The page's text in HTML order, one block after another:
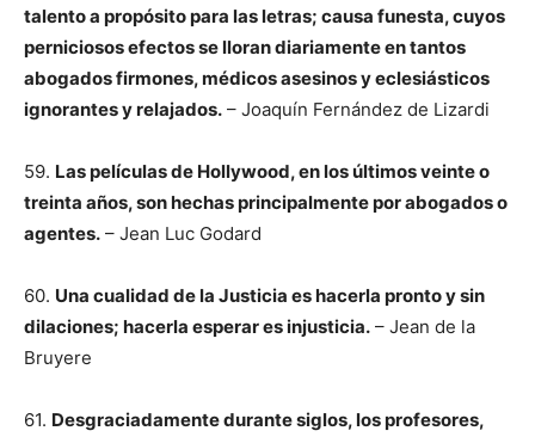
talento a propósito para las letras; causa funesta, cuyos
perniciosos efectos se lloran diariamente en tantos
abogados firmones, médicos asesinos y eclesiásticos
ignorantes y relajados. – Joaquín Fernández de Lizardi
59. Las películas de Hollywood, en los últimos veinte o
treinta años, son hechas principalmente por abogados o
agentes. – Jean Luc Godard
60. Una cualidad de la Justicia es hacerla pronto y sin
dilaciones; hacerla esperar es injusticia. – Jean de la
Bruyere
61. Desgraciadamente durante siglos, los profesores,